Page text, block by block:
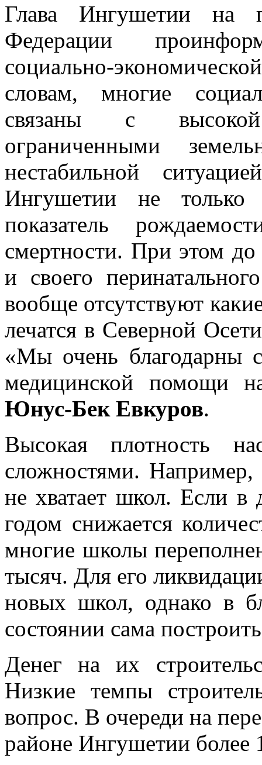
Глава Ингушетии на
Федерации
социально-
словам, многие
связаны с
ограниченными
нестабильной
Ингушетии не
показатель
смертности. При этом
и своего
вообще отсутствуют
лечатся в Северной
«Мы очень благодарны
медицинской помощи
Юнус-Бек Евкуров.
Высокая плотность
сложностями. Например,
не хватает школ. Если в
годом снижается
многие школы
тысяч. Для его
новых школ, однако в
состоянии сама
Денег на их
Низкие темпы
вопрос. В очереди на
районе Ингушетии более